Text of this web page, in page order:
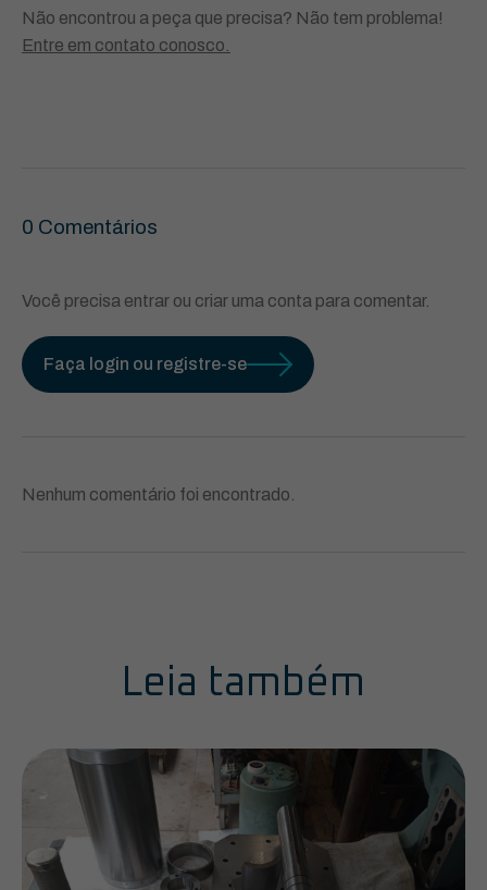
Não encontrou a peça que precisa? Não tem problema!
Entre em contato conosco.
0 Comentários
Você precisa entrar ou criar uma conta para comentar.
Faça login ou registre-se
Nenhum comentário foi encontrado.
Leia também